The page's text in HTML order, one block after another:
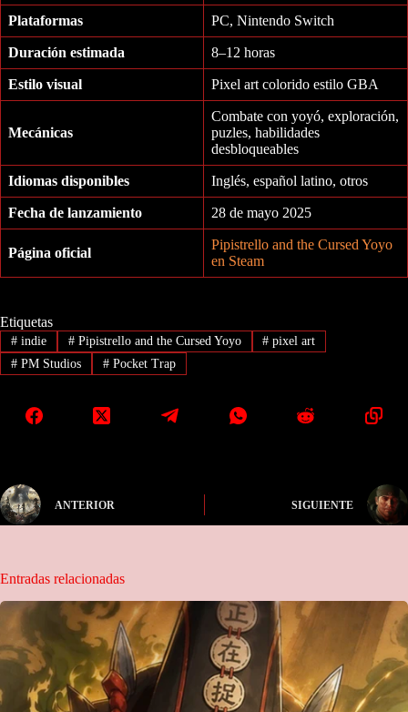
Plataformas PC, Nintendo Switch
Duración estimada 8–12 horas
Estilo visual Pixel art colorido estilo GBA
Mecánicas
Combate con yoyó, exploración,
puzles, habilidades
desbloqueables
Idiomas disponibles Inglés, español latino, otros
Fecha de lanzamiento 28 de mayo 2025
Página oficial
Pipistrello and the Cursed Yoyo
en Steam
Etiquetas
#indie #Pipistrello and the Cursed Yoyo # pixel art
#PM Studios #Pocket Trap
ANTERIOR SIGUIENTE
Entradas relacionadas